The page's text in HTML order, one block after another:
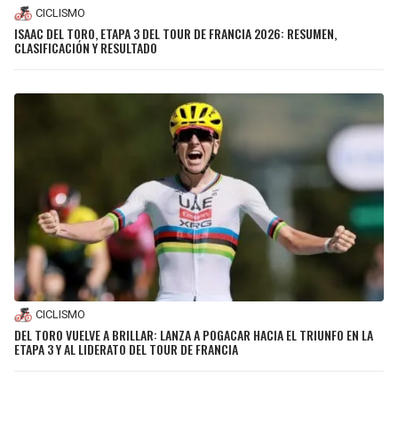
CICLISMO
ISAAC DEL TORO, ETAPA 3 DEL TOUR DE FRANCIA 2026: RESUMEN,
CLASIFICACIÓN Y RESULTADO
CICLISMO
DEL TORO VUELVE A BRILLAR: LANZA A POGACAR HACIA EL TRIUNFO EN LA
ETAPA 3 Y AL LIDERATO DEL TOUR DE FRANCIA